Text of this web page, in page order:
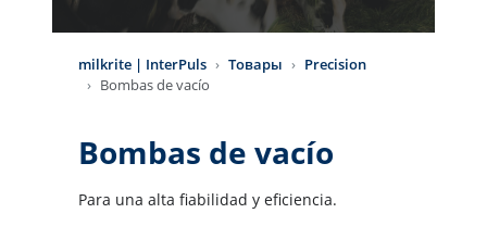
milkrite | InterPuls Товары
Precision
Bombas de vacío
Bombas de vacío
Para una alta fiabilidad y eficiencia.